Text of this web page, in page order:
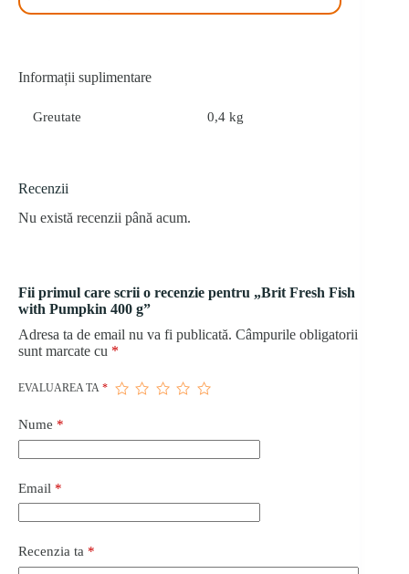
Informații suplimentare
Greutate 0,4 kg
Recenzii
Nu există recenzii până acum.
Fii primul care scrii o recenzie pentru „Brit Fresh Fish
with Pumpkin 400 g”
Adresa ta de email nu va fi publicată. Câmpurile obligatorii
sunt marcate cu *
EVALUAREA TA *
Nume *
Email *
Recenzia ta *